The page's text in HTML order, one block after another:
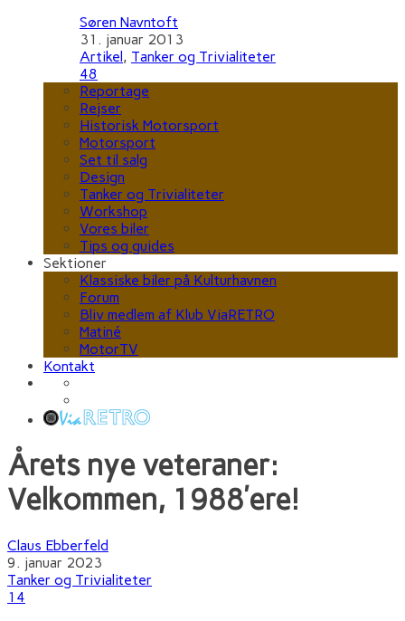
Søren Navntoft
31. januar 2013
Artikel, Tanker og Trivialiteter
48
Reportage
Rejser
Historisk Motorsport
Motorsport
Set til salg
Design
Tanker og Trivialiteter
Workshop
Vores biler
Tips og guides
Sektioner
Klassiske biler på Kulturhavnen
Forum
Bliv medlem af Klub ViaRETRO
Matiné
MotorTV
Kontakt
Årets nye veteraner:
Velkommen, 1988’ere!
Claus Ebberfeld
9. januar 2023
Tanker og Trivialiteter
14